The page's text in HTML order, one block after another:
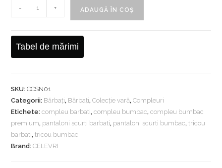
Cantitate
Compleu
Barbati,
+
Pantaloni
scurti
Oversize,
- + ADAUGĂ ÎN COȘ
Tabel de mărimi
SKU:CCSN01
Categorii: Bărbați, Bărbați,Colecție vară,Compleuri
Etichete:compleu barbati,compleu bumbac,compleu bumbac
premium, pantaloni scurti barbati, pantaloni scurti bumbac,tricou
barbati,tricou bumbac
Brand:CELEVRI